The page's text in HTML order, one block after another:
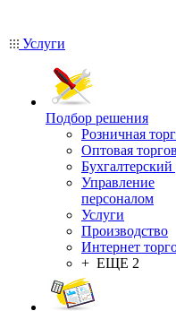
Услуги
Подбор решения
Розничная
Оптовая
Бухгалтерский
Управление
персоналом
Услуги
Производство
Интернет
+ ЕЩЕ 2